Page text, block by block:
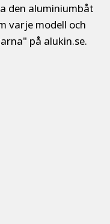
den aluminiumbåt
varje modell och
på alukin.se.